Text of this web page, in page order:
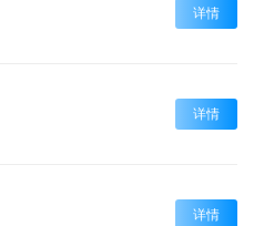
详情
详情
详情